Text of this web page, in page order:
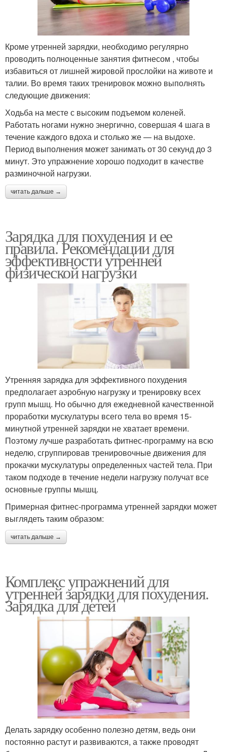
Кроме утренней зарядки, необходимо регулярно
проводить полноценные занятия фитнесом , чтобы
избавиться от лишней жировой прослойки на животе и
талии. Во время таких тренировок можно выполнять
следующие движения:
Ходьба на месте с высоким подъемом коленей.
Работать ногами нужно энергично, совершая 4 шага в
течение каждого вдоха и столько же — на выдохе.
Период выполнения может занимать от 30 секунд до 3
минут. Это упражнение хорошо подходит в качестве
разминочной нагрузки.
читать дальше →
Зарядка для похудения и ее
правила. Рекомендации для
эффективности утренней
физической нагрузки
Утренняя зарядка для эффективного похудения
предполагает аэробную нагрузку и тренировку всех
групп мышц. Но обычно для ежедневной качественной
проработки мускулатуры всего тела во время 15-
минутной утренней зарядки не хватает времени.
Поэтому лучше разработать фитнес-программу на всю
неделю, сгруппировав тренировочные движения для
прокачки мускулатуры определенных частей тела. При
таком подходе в течение недели нагрузку получат все
основные группы мышц.
Примерная фитнес-программа утренней зарядки может
выглядеть таким образом:
читать дальше →
Комплекс упражнений для
утренней зарядки для похудения.
Зарядка для детей
Делать зарядку особенно полезно детям, ведь они
постоянно растут и развиваются, а также проводят